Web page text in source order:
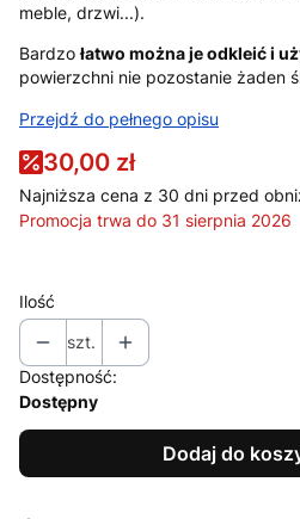
meble, drzwi...).
Bardzo łatwo można je odkleić i
powierzchni nie pozostanie żaden
Przejdź do pełnego opisu
30,00 zł
Najniższa cena z 30 dni przed
Promocja trwa do 31 sierpnia 2026
Ilość
szt.
Dostępność:
Dostępny
Dodaj do